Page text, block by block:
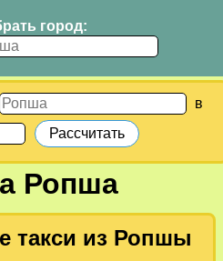
город:
в
Ропша
такси из Ропшы